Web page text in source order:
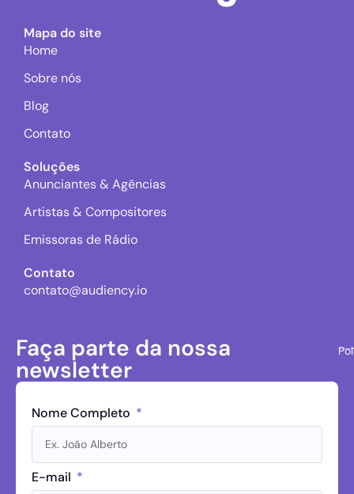
Mapa do site
Home
Sobre nós
Blog
Contato
Soluções
Anunciantes & Agências
Artistas & Compositores
Emissoras de Rádio
Contato
contato@audiency.io
Faça parte da nossa
newsletter
Nome Completo
E-mail